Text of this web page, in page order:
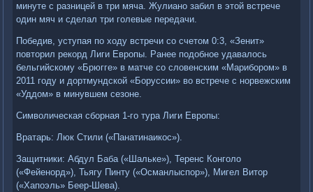
минуте с разницей в три мяча. Жулиано забил в этой встрече
один мяч и сделал три голевые передачи.
Победив, уступая по ходу встречи со счетом 0:3, «Зенит»
повторил рекорд Лиги Европы. Ранее подобное удавалось
бельгийскому «Брюгге» в матче со словенским «Марибором» в
2011 году и дортмундской «Боруссии» во встрече с норвежским
«Уддом» в минувшем сезоне.
Символическая сборная 1-го тура Лиги Европы:
Вратарь: Люк Стили («Панатинаикос»).
Защитники: Абдул Баба («Шальке»), Теренс Конголо
(«Фейенорд»), Тьягу Пинту («Османлыспор»), Мигел Витор
(«Хапоэль» Беер-Шева).